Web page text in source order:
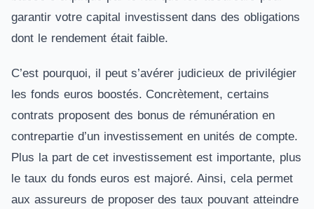
garantir votre capital investissent dans des obligations
dont le rendement était faible.
C’est pourquoi, il peut s’avérer judicieux de privilégier
les fonds euros boostés. Concrètement, certains
contrats proposent des bonus de rémunération en
contrepartie d’un investissement en unités de compte.
Plus la part de cet investissement est importante, plus
le taux du fonds euros est majoré. Ainsi, cela permet
aux assureurs de proposer des taux pouvant atteindre